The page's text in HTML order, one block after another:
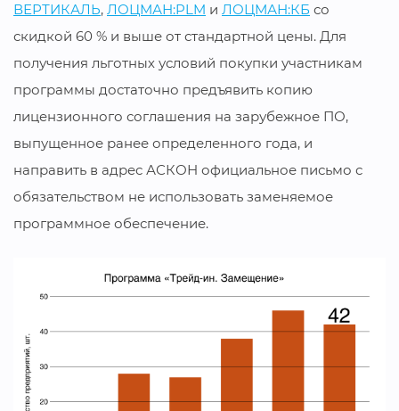
ВЕРТИКАЛЬ, ЛОЦМАН:PLM и ЛОЦМАН:КБ со
скидкой 60 % и выше от стандартной цены. Для
получения льготных условий покупки участникам
программы достаточно предъявить копию
лицензионного соглашения на зарубежное ПО,
выпущенное ранее определенного года, и
направить в адрес АСКОН официальное письмо с
обязательством не использовать заменяемое
программное обеспечение.